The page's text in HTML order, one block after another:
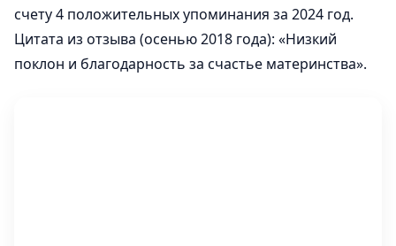
счету 4 положительных упоминания за 2024 год.
Цитата из отзыва (осенью 2018 года): «Низкий
поклон и благодарность за счастье материнства».